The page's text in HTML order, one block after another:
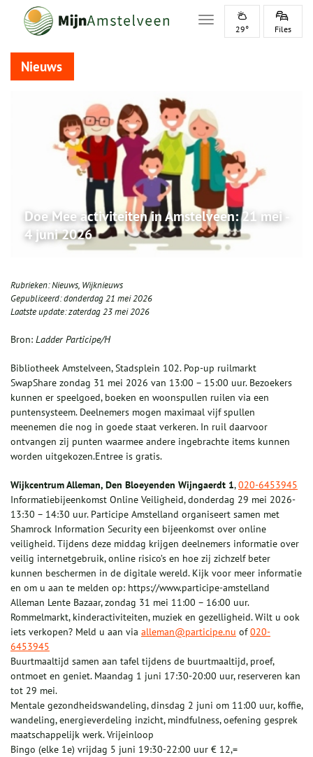
Toggle navigation
29° Files
Nieuws
Doe Mee activiteiten in Amstelveen: 21 mei -
4 juni 2026
Rubrieken:Nieuws, Wijknieuws
Gepubliceerd:donderdag 21 mei 2026
Laatste update:zaterdag 23 mei 2026
Bron: Ladder Participe/H
Bibliotheek Amstelveen, Stadsplein 102. Pop-up ruilmarkt
SwapShare zondag 31 mei 2026 van 13:00 – 15:00 uur. Bezoekers
kunnen er speelgoed, boeken en woonspullen ruilen via een
puntensysteem. Deelnemers mogen maximaal vijf spullen
meenemen die nog in goede staat verkeren. In ruil daarvoor
ontvangen zij punten waarmee andere ingebrachte items kunnen
worden uitgekozen.Entree is gratis.
Wijkcentrum Alleman, Den Bloeyenden Wijngaerdt 1,020-6453945
Informatiebijeenkomst Online Veiligheid, donderdag 29 mei 2026-
13:30 – 14:30 uur. Participe Amstelland organiseert samen met
Shamrock Information Security een bijeenkomst over online
veiligheid. Tijdens deze middag krijgen deelnemers informatie over
veilig internetgebruik, online risico’s en hoe zij zichzelf beter
kunnen beschermen in de digitale wereld. Kijk voor meer informatie
en om u aan te melden op: https://www.participe-amstelland
Alleman Lente Bazaar, zondag 31 mei 11:00 – 16:00 uur.
Rommelmarkt, kinderactiviteiten, muziek en gezelligheid. Wilt u ook
iets verkopen? Meld u aan via alleman@participe.nu of020-
6453945
Buurtmaaltijd samen aan tafel tijdens de buurtmaaltijd, proef,
ontmoet en geniet. Maandag 1 juni 17:30-20:00 uur, reserveren kan
tot 29 mei.
Mentale gezondheidswandeling, dinsdag 2 juni om 11:00 uur, koffie,
wandeling, energieverdeling inzicht, mindfulness, oefening gesprek
maatschappelijk werk. Vrijeinloop
Bingo (elke 1e) vrijdag 5 juni 19:30-22:00 uur € 12,=